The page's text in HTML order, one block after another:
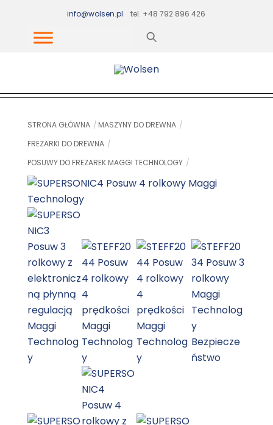
content
info@wolsen.pl tel. +48 792 896 426
STRONA GŁÓWNA
MASZYNY DO DREWNA
FREZARKI DO DREWNA
POSUWY DO FREZAREK MAGGI TECHNOLOGY